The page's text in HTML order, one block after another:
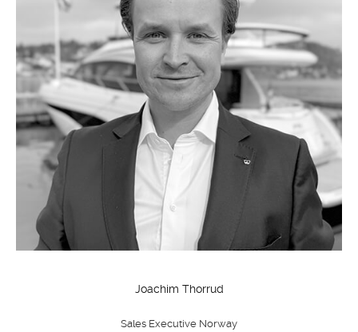
Joachim Thorrud
Sales Executive Norway